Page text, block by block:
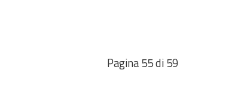
Pagina 55 di 59